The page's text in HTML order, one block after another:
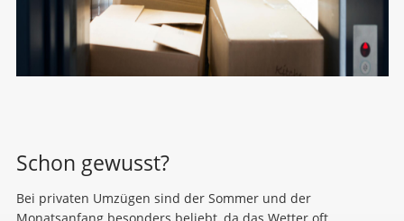
Schon gewusst?
Bei privaten Umzügen sind der Sommer und der
Monatsanfang besonders beliebt, da das Wetter oft